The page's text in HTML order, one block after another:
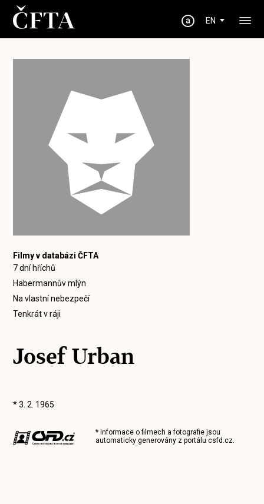
EN
Filmy v databázi ČFTA
7 dní hříchů
Habermannův mlýn
Na vlastní nebezpečí
Tenkrát v ráji
Josef Urban
* 3. 2. 1965
* Informace o filmech a fotografie jsou
automaticky generovány z portálucsfd.cz.